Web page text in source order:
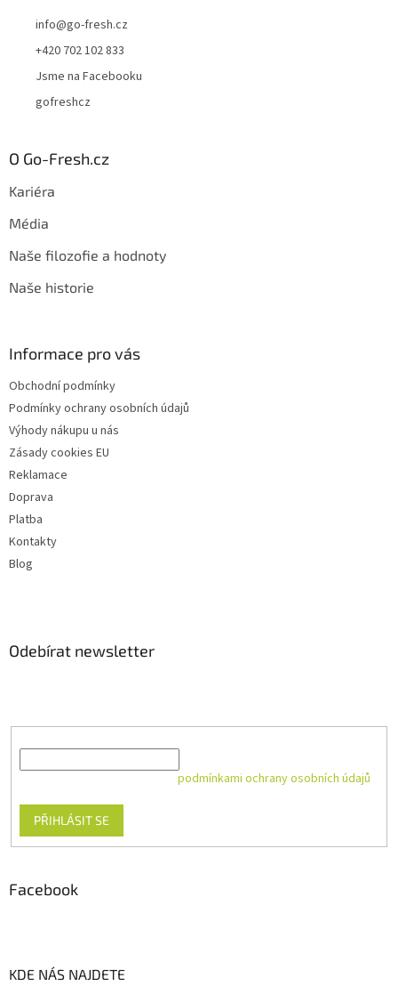
info@go-fresh.cz
+420 702 102 833
Jsme na Facebooku
gofreshcz
O Go-Fresh.cz
Kariéra
Média
Naše filozofie a hodnoty
Naše historie
Informace pro vás
Obchodní podmínky
Podmínky ochrany osobních údajů
Výhody nákupu u nás
Zásady cookies EU
Reklamace
Doprava
Platba
Kontakty
Blog
Odebírat newsletter
podmínkami ochrany osobních údajů
PŘIHLÁSIT SE
Facebook
KDE NÁS NAJDETE